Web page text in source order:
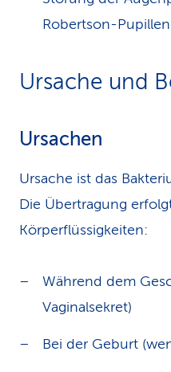
Robertson-
Ursache und
Ursachen
Ursache ist das
Die Übertragung
Körperflüssigkeiten:
Während dem
Vaginalsekret)
Bei der Geburt